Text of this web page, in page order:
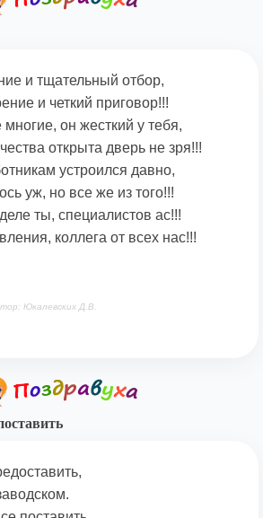
и тщательный отбор,
и четкий приговор!!!
он жесткий у тебя,
открыта дверь не зря!!!
устроился давно,
уж, но все же из того!!!
ты, специалистов ас!!!
коллега от всех нас!!!
Юкалевских Д.В.